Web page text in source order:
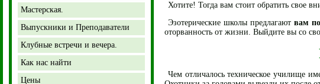
Мастерская.
Выпускники и Преподаватели
Клубные встречи и вечера.
Как нас найти
Цены
Хотите! Тогда вам стоит обратить свое
Эзотерические школы предлагают вам
оторванность от жизни. Выйдите вы со
Чем отличалось техническое училище